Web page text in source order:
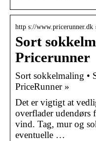
http s://
Sort
Pricerunner
Sort sokkelmaling •
PriceRunner »
Det er vigtigt at
overflader udendørs
vind. Tag, mur og
eventuelle …